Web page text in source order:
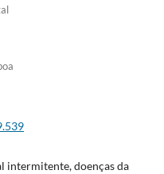
intermitente, doenças da